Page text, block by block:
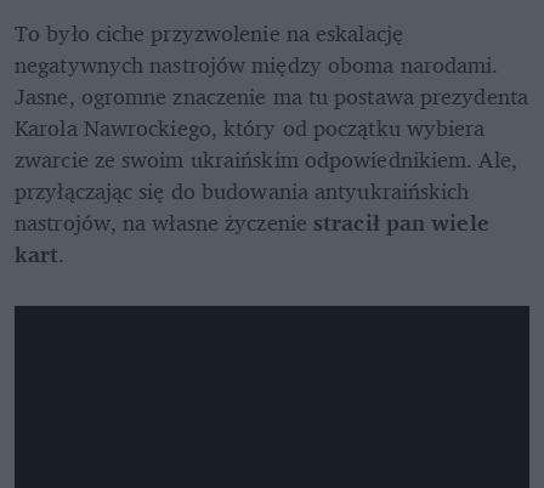
To było ciche przyzwolenie na eskalację
negatywnych nastrojów między oboma narodami.
Jasne, ogromne znaczenie ma tu postawa prezydenta
Karola Nawrockiego, który od początku wybiera
zwarcie ze swoim ukraińskim odpowiednikiem. Ale,
przyłączając się do budowania antyukraińskich
nastrojów, na własne życzenie stracił pan wiele
kart.